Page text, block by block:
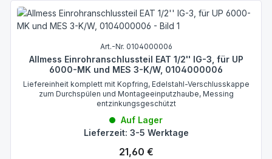
Art.-Nr. 0104000006
Allmess Einrohranschlussteil EAT 1/2'' IG-3, für UP
6000-MK und MES 3-K/W, 0104000006
Liefereinheit komplett mit Kopfring, Edelstahl-Verschlusskappe
zum Durchspülen und Montageeinputzhaube, Messing
entzinkungsgeschützt
Auf Lager
Lieferzeit: 3-5 Werktage
Regulärer Preis:
21,60 €